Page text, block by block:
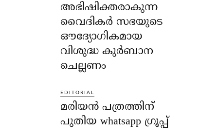
അഭിഷിക്തരാകുന്ന
വൈദികർ സഭയുടെ
ഔദ്യോഗികമായ
വിശുദ്ധ കുർബാന
ചെല്ലണം
EDITORIAL
മരിയൻ പത്രത്തിന്
പുതിയ whatsapp ഗ്രൂപ്പ്